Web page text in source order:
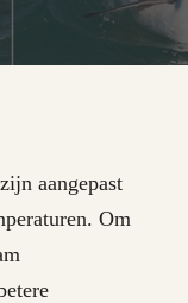
aangepast
Om